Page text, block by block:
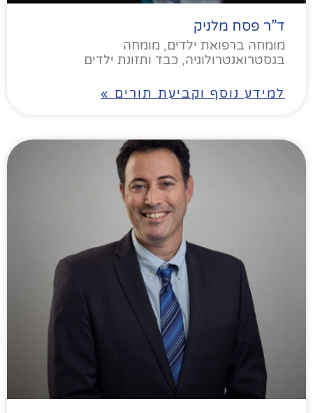
ד”ר פסח מלניק
מומחה ברפואת ילדים, מומחה
בגסטרואנטרולוגיה, כבד ותזונת ילדים
למידע נוסף וקביעת תורים »